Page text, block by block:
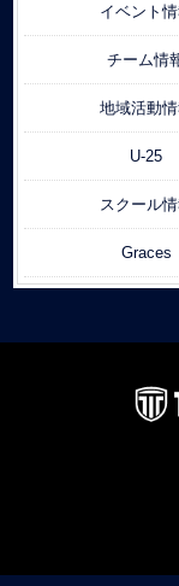
イベント
チーム情
地域活動
U-25
スクール
Graces